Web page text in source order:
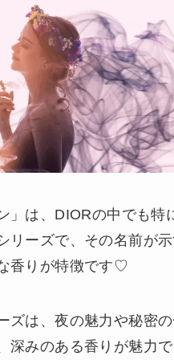
」は、DIORの中でも特
リーズで、その名前が
香りが特徴です♡
ズは、夜の魅力や秘密
深みのある香りが魅力